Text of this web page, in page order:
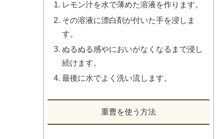
レモン汁を水で薄めた溶液を作ります。
その溶液に漂白剤が付いた手を浸しま
す。
ぬるぬる感やにおいがなくなるまで浸し
続けます。
最後に水でよく洗い流します。
重曹を使う方法